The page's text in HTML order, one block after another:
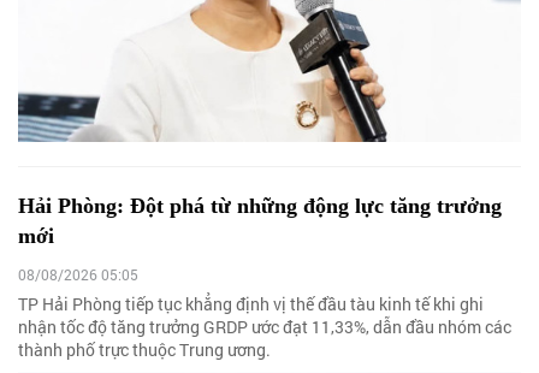
Hải Phòng: Đột phá từ những động lực tăng trưởng
mới
08/08/2026 05:05
TP Hải Phòng tiếp tục khẳng định vị thế đầu tàu kinh tế khi ghi
nhận tốc độ tăng trưởng GRDP ước đạt 11,33%, dẫn đầu nhóm các
thành phố trực thuộc Trung ương.